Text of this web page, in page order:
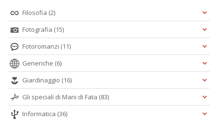
Filosofia (2)
Fotografia (15)
Fotoromanzi (11)
Generiche (6)
Giardinaggio (16)
Gli speciali di Mani di Fata (83)
Informatica (36)